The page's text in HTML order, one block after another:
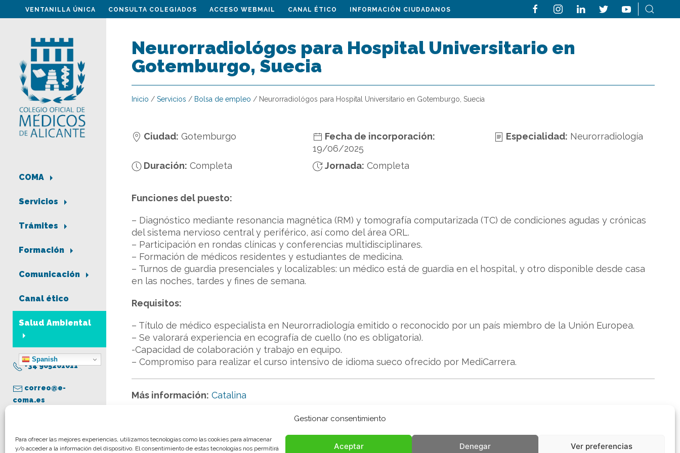
Gestionar consentimiento
Para ofrecer las mejores experiencias, utilizamos tecnologías como las cookies para almacenar
y/o acceder a la información del dispositivo. El consentimiento de estas tecnologías nos permitirá
Aceptar Denegar Ver preferencias
VENTANILLA ÚNICA CONSULTA COLEGIADOS ACCESO WEBMAIL CANAL ÉTICO INFORMACIÓN CIUDADANOS
COMA
Servicios
Trámites
Formación
Comunicación
Canal ético
Salud Ambiental
Spanish
+34 965261011
correo@e-
coma.es
Aviso legal
Neurorradiológos para Hospital Universitario en
Gotemburgo, Suecia
Inicio / Servicios / Bolsa de empleo / Neurorradiológos para Hospital Universitario en Gotemburgo, Suecia
Ciudad: Gotemburgo
Fecha de incorporación:
19/06/2025
Especialidad: Neurorradiología
Duración: Completa Jornada: Completa
Funciones del puesto:
– Diagnóstico mediante resonancia magnética (RM) y tomografía computarizada (TC) de condiciones agudas y crónicas
del sistema nervioso central y periférico, así como del área ORL.
– Participación en rondas clínicas y conferencias multidisciplinares.
– Formación de médicos residentes y estudiantes de medicina.
– Turnos de guardia presenciales y localizables: un médico está de guardia en el hospital, y otro disponible desde casa
en las noches, tardes y fines de semana.
Requisitos:
– Título de médico especialista en Neurorradiología emitido o reconocido por un país miembro de la Unión Europea.
– Se valorará experiencia en ecografía de cuello (no es obligatoria).
-Capacidad de colaboración y trabajo en equipo.
– Compromiso para realizar el curso intensivo de idioma sueco ofrecido por MediCarrera.
Más información: Catalina